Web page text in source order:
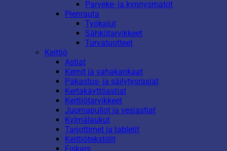
Parveke- ja kynnysmatot
Pienrauta
Työkalut
Sähkötarvikkeet
Turvatuotteet
Keittiö
Astiat
Kernit ja vahakankaat
Pakastus- ja säilytysrasiat
Kertakäyttöastiat
Keittiötarvikkeet
Juomapullot ja vesiastiat
Kylmälaukut
Tarjottimet ja tabletit
Keittiötekstiilit
Fiskars